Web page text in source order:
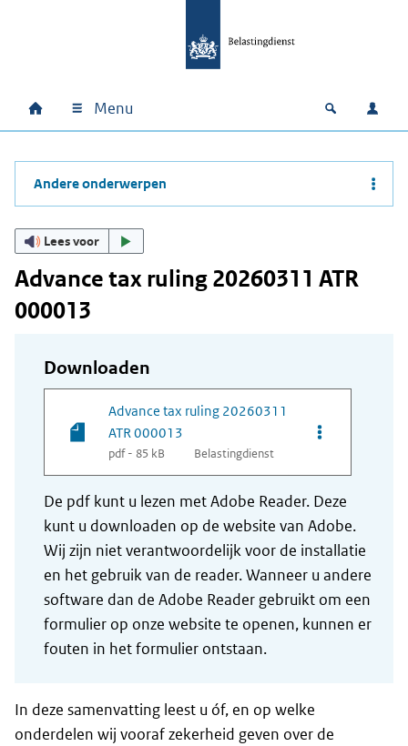
Hoofdnavigatie
Home Menu Open
Andere onderwerpen
Lees voor
Advance tax ruling 20260311 ATR
000013
Downloaden
Advance tax ruling 20260311
ATR 000013
pdf - 85 kB Belastingdienst
Opties van
De pdf kunt u lezen met Adobe Reader. Deze
kunt u downloaden op de website van Adobe.
Wij zijn niet verantwoordelijk voor de installatie
en het gebruik van de reader. Wanneer u andere
software dan de Adobe Reader gebruikt om een
formulier op onze website te openen, kunnen er
fouten in het formulier ontstaan.
In deze samenvatting leest u óf, en op welke
onderdelen wij vooraf zekerheid geven over de